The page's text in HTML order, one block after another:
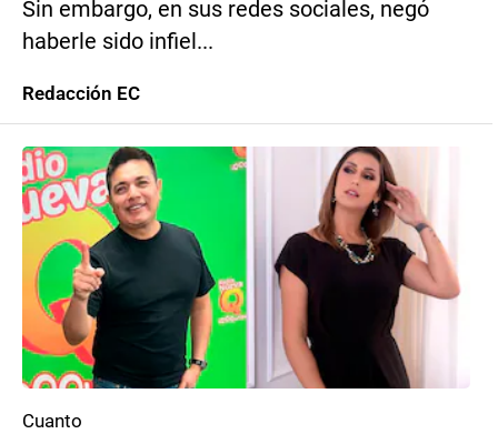
Sin embargo, en sus redes sociales, negó
haberle sido infiel...
Redacción EC
Cuanto